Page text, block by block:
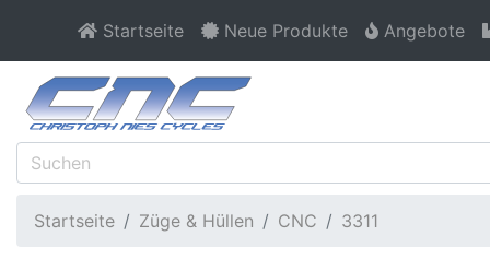
Startseite Neue Produkte Angebote
Startseite Züge & Hüllen CNC 3311